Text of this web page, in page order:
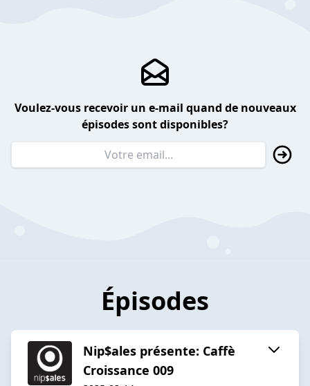
Voulez-vous recevoir un e-mail quand de nouveaux
épisodes sont disponibles?
Épisodes
Nip$ales présente: Caffè
Croissance 009